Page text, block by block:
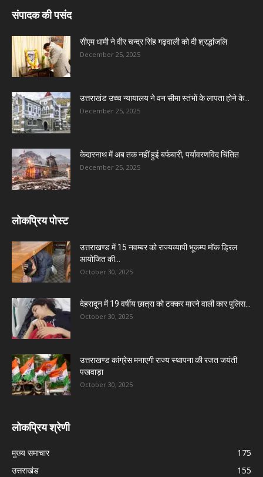
संपादक की पसंद
सीएम धामी ने वीर चन्द्र सिंह गढ़वाली को दी श्रद्धांजलि
December 25, 2025
उत्तराखंड उच्च न्यायालय ने वन सीमा स्तंभों के लापता होने के...
December 25, 2025
केदारनाथ में अब तक नहीं हुई बर्फबारी, पर्यावरणविद चिंतित
December 25, 2025
लोकप्रिय पोस्ट
उत्तराखण्ड में 15 नवम्बर को राज्यव्यापी भूकम्प मॉक ड्रिल
आयोजित की...
October 30, 2025
देहरादून में 19 वर्षीय छात्रा को टक्कर मारने वाली कार पुलिस...
October 30, 2025
उत्तराखण्ड कांग्रेस मनाएगी राज्य स्थापना की रजत जयंती
पखवाड़ा
October 30, 2025
लोकप्रिय श्रेणी
मुख्य समाचार
175
उत्तराखंड
155